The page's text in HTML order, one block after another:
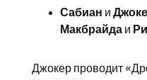
Сабиан и
Макбрайдаи
Джокер проводит